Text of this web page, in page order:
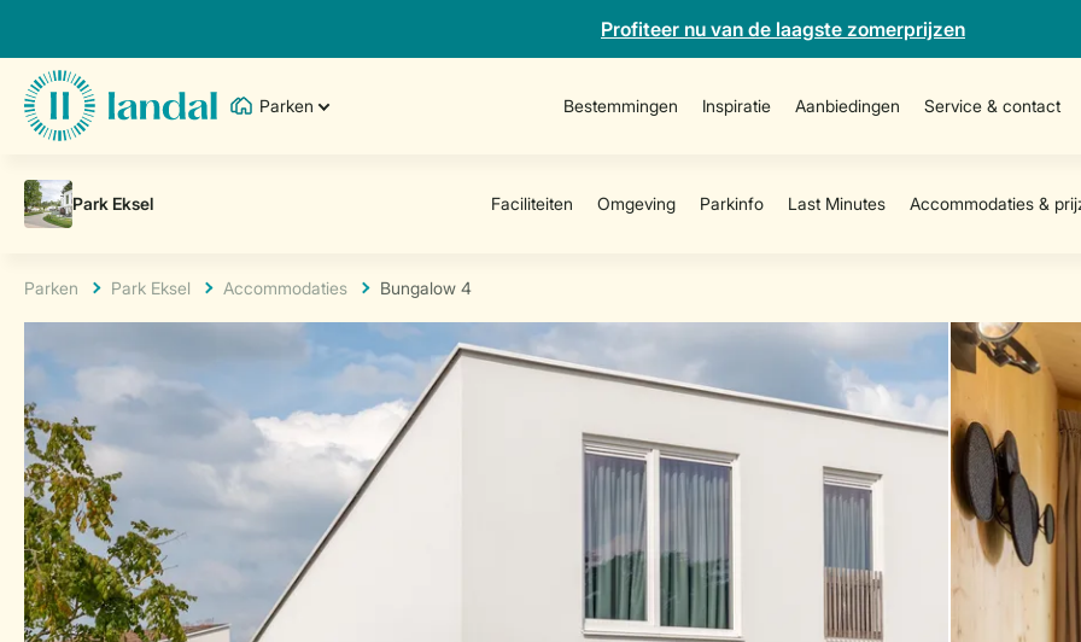
Profiteer nu van de laagste zomerprijzen
Parken Bestemmingen Inspiratie Aanbiedingen Service & contact
Parken Park Eksel Accommodaties Bungalow 4